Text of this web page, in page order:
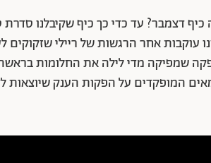
כיף דצמבר? עד כדי כך כיף שקיבלנו
שמפיקה מדי לילה את החלומות
המופקדים על הפקות הענק שיוצאות